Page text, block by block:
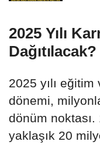
2025 Yılı
Dağıtılacak?
2025 yılı eğitim
dönemi,
dönüm
yaklaşık 20